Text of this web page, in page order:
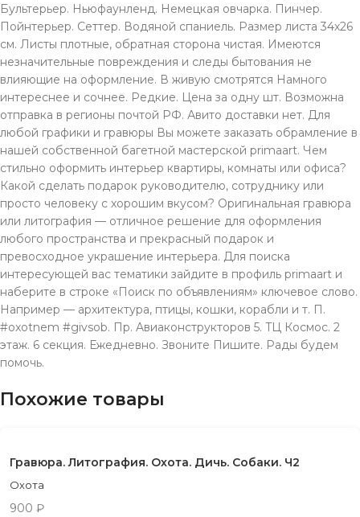
Бультерьер. Ньюфаунленд. Немецкая овчарка. Пинчер.
Пойнтерьер. Сеттер. Водяной спаниель. Размер листа 34х26
см. Листы плотные, обратная сторона чистая. Имеются
незначительные повреждения и следы бытования не
влияющие на оформление. В живую смотрятся Намного
интереснее и сочнее. Редкие. Цена за одну шт. Возможна
отправка в регионы почтой РФ. Авито доставки нет. Для
любой графики и гравюры Вы можете заказать обрамление в
нашей собственной багетной мастерской primaart. Чем
стильно оформить интерьер квартиры, комнаты или офиса?
Какой сделать подарок руководителю, сотруднику или
просто человеку с хорошим вкусом? Оригинальная гравюра
или литография — отличное решение для оформления
любого пространства и прекрасный подарок и
превосходное украшение интерьера. Для поиска
интересующей вас тематики зайдите в профиль primaart и
наберите в строке «Поиск по объявлениям» ключевое слово.
Например — архитектура, птицы, кошки, корабли и т. П.
#oxotnem #givsob. Пр. Aвиаконструкторов 5. TЦ Космос. 2
этаж. 6 секция. Ежeдневно. Звонитe Пишите. Рады будeм
помочь.
Похожие товары
Гравюра. Литография. Охота. Дичь. Собаки. Ч2
Охота
900 ₽